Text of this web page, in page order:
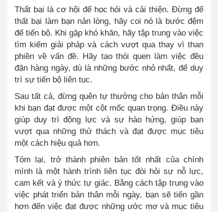
Thất bại là cơ hội để học hỏi và cải thiện. Đừng để
thất bại làm bạn nản lòng, hãy coi nó là bước đệm
để tiến bộ. Khi gặp khó khăn, hãy tập trung vào việc
tìm kiếm giải pháp và cách vượt qua thay vì than
phiền về vấn đề. Hãy tạo thói quen làm việc đều
đặn hàng ngày, dù là những bước nhỏ nhất, để duy
trì sự tiến bộ liên tục.
Sau tất cả, đừng quên tự thưởng cho bản thân mỗi
khi bạn đạt được một cột mốc quan trọng. Điều này
giúp duy trì động lực và sự hào hứng, giúp bạn
vượt qua những thử thách và đạt được mục tiêu
một cách hiệu quả hơn.
Tóm lại, trở thành phiên bản tốt nhất của chính
mình là một hành trình liên tục đòi hỏi sự nỗ lực,
cam kết và ý thức tự giác. Bằng cách tập trung vào
việc phát triển bản thân mỗi ngày, bạn sẽ tiến gần
hơn đến việc đạt được những ước mơ và mục tiêu